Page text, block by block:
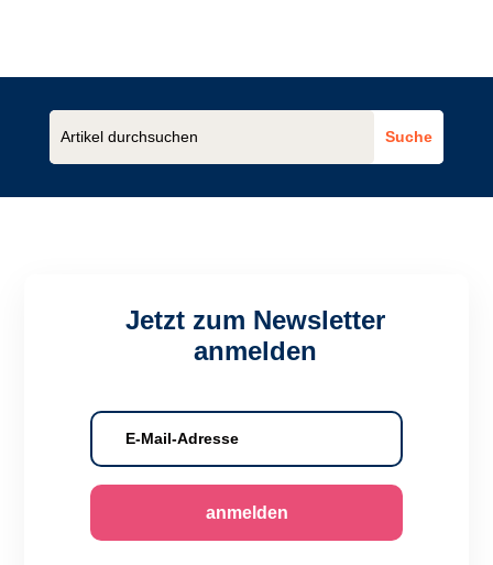
Jetzt zum Newsletter
anmelden
anmelden